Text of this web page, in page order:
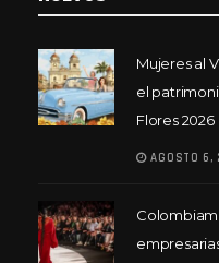
Mujeres al
el
Flores 2026
AGOSTO 6,